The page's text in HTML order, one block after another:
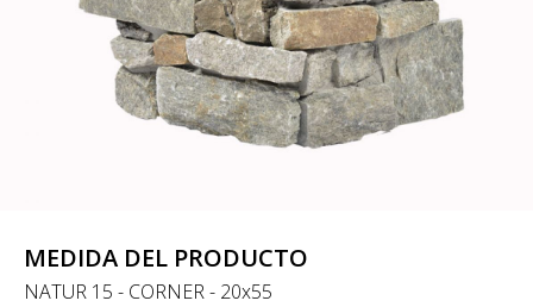
MEDIDA DEL PRODUCTO
NATUR 15 - CORNER - 20x55